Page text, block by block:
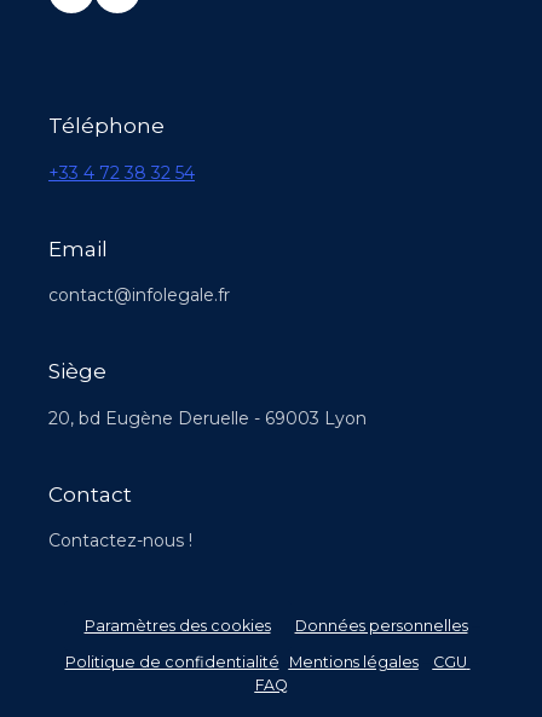
Téléphone
+33 4 72 38 32 54
Email
contact@infolegale.fr
Siège
20, bd Eugène Deruelle - 69003 Lyon
Contact
Contactez-nous !
Paramètres des cookies Données personnelles
Politique de confidentialité
Mentions légales CGU
FAQ